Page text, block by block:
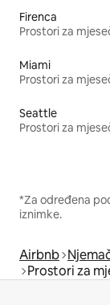
Firenca
Prostori za
Miami
Prostori za
Seattle
Prostori za
*Za određena
iznimke.
Airbnb
Prostori za